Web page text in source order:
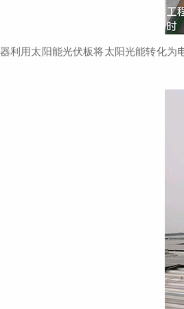
用太阳能光伏板将太阳光能转化为